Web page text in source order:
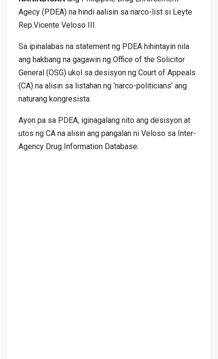
Agecy (PDEA) na hindi aalisin sa narco-list si Leyte
Rep.Vicente Veloso III.
Sa ipinalabas na statement ng PDEA hihintayin nila
ang hakbang na gagawin ng Office of the Solicitor
General (OSG) ukol sa desisyon ng Court of Appeals
(CA) na alisin sa listahan ng ‘narco-politicians’ ang
naturang kongresista.
Ayon pa sa PDEA, iginagalang nito ang desisyon at
utos ng CA na alisin ang pangalan ni Veloso sa Inter-
Agency Drug Information Database.